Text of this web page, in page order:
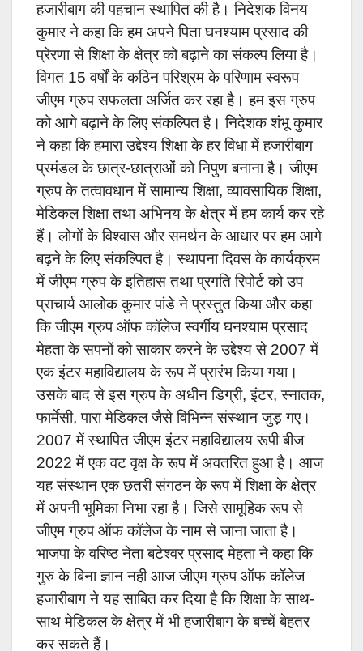
हजारीबाग की पहचान स्थापित की है।निदेशक विनय
कुमार ने कहा कि हम अपने पिता घनश्याम प्रसाद की
प्रेरणा से शिक्षा के क्षेत्र को बढ़ाने का संकल्प लिया है।
विगत 15 वर्षों के कठिन परिश्रम के परिणाम स्वरूप
जीएम ग्रुप सफलता अर्जित कर रहा है। हम इस ग्रुप
को आगे बढ़ाने के लिए संकल्पित है। निदेशक शंभू कुमार
ने कहा कि हमारा उद्देश्य शिक्षा के हर विधा में हजारीबाग
प्रमंडल के छात्र-छात्राओं को निपुण बनाना है। जीएम
ग्रुप के तत्वावधान में सामान्य शिक्षा, व्यावसायिक शिक्षा,
मेडिकल शिक्षा तथा अभिनय के क्षेत्र में हम कार्य कर रहे
हैं। लोगों के विश्वास और समर्थन के आधार पर हम आगे
बढ़ने के लिए संकल्पित है। स्थापना दिवस के कार्यक्रम
में जीएम ग्रुप के इतिहास तथा प्रगति रिपोर्ट को उप
प्राचार्य आलोक कुमार पांडे ने प्रस्तुत किया और कहा
कि जीएम ग्रुप ऑफ कॉलेज स्वर्गीय घनश्याम प्रसाद
मेहता के सपनों को साकार करने के उद्देश्य से 2007 में
एक इंटर महाविद्यालय के रूप में प्रारंभ किया गया।
उसके बाद से इस ग्रुप के अधीन डिग्री, इंटर, स्नातक,
फार्मेसी, पारा मेडिकल जैसे विभिन्न संस्थान जुड़ गए।
2007 में स्थापित जीएम इंटर महाविद्यालय रूपी बीज
2022 में एक वट वृक्ष के रूप में अवतरित हुआ है। आज
यह संस्थान एक छतरी संगठन के रूप में शिक्षा के क्षेत्र
में अपनी भूमिका निभा रहा है। जिसे सामूहिक रूप से
जीएम ग्रुप ऑफ कॉलेज के नाम से जाना जाता है।
भाजपा के वरिष्ठ नेता बटेश्वर प्रसाद मेहता ने कहा कि
गुरु के बिना ज्ञान नही आज जीएम ग्रुप ऑफ कॉलेज
हजारीबाग ने यह साबित कर दिया है कि शिक्षा के साथ-
साथ मेडिकल के क्षेत्र में भी हजारीबाग के बच्चें बेहतर
कर सकते हैं।